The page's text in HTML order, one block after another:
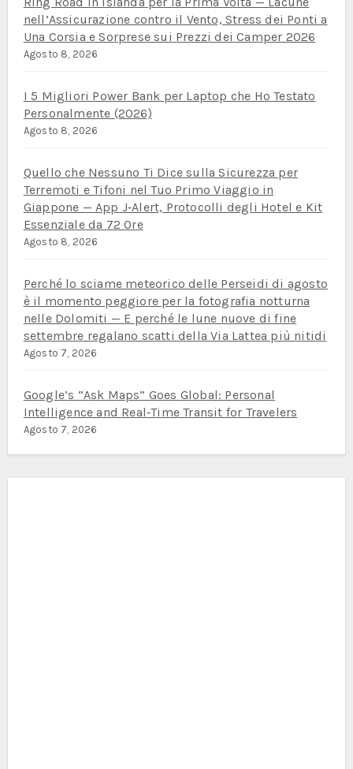
nell’Assicurazione contro il Vento, Stress dei Ponti a
Una Corsia e Sorprese sui Prezzi dei Camper 2026
Agosto 8, 2026
I 5 Migliori Power Bank per Laptop che Ho Testato
Personalmente (2026)
Agosto 8, 2026
Quello che Nessuno Ti Dice sulla Sicurezza per
Terremoti e Tifoni nel Tuo Primo Viaggio in
Giappone — App J‑Alert, Protocolli degli Hotel e Kit
Essenziale da 72 Ore
Agosto 8, 2026
Perché lo sciame meteorico delle Perseidi di agosto
è il momento peggiore per la fotografia notturna
nelle Dolomiti — E perché le lune nuove di fine
settembre regalano scatti della Via Lattea più nitidi
Agosto 7, 2026
Google’s “Ask Maps” Goes Global: Personal
Intelligence and Real‑Time Transit for Travelers
Agosto 7, 2026